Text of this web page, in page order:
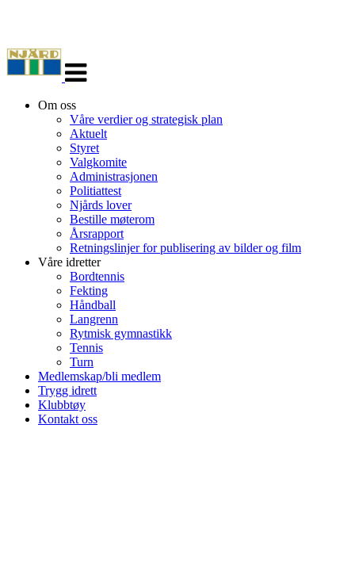
navigasjon
Om oss
Våre verdier og strategisk plan
Aktuelt
Styret
Valgkomite
Administrasjonen
Politiattest
Njårds lover
Bestille møterom
Årsrapport
Retningslinjer for publisering av bilder og film
Våre idretter
Bordtennis
Fekting
Håndball
Langrenn
Rytmisk gymnastikk
Tennis
Turn
Medlemskap/bli medlem
Trygg idrett
Klubbtøy
Kontakt oss